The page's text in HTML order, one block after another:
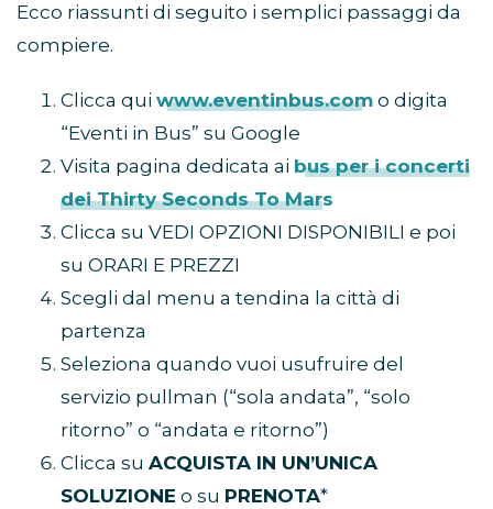
Ecco riassunti di seguito i semplici passaggi da
compiere.
Clicca qui www.eventinbus.com o digita
“Eventi in Bus” su Google
Visita pagina dedicata ai bus per i concerti
dei Thirty Seconds To Mars
Clicca su VEDI OPZIONI DISPONIBILI e poi
su ORARI E PREZZI
Scegli dal menu a tendina la città di
partenza
Seleziona quando vuoi usufruire del
servizio pullman (“sola andata”, “solo
ritorno” o “andata e ritorno”)
Clicca su ACQUISTA IN UN’UNICA
SOLUZIONE o su PRENOTA*